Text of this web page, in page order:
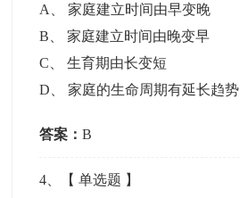
A
、家庭建立时间由早变晚
B 、家庭建立时间由晚变早
C 、生育期由长变短
D 、家庭的生命周期有延长趋势
答案：B
4 、【单选题 】